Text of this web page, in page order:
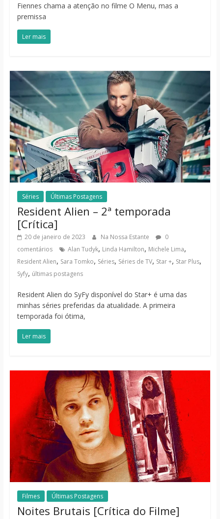
Fiennes chama a atenção no filme O Menu, mas a
premissa
Ler mais
Séries Últimas Postagens
Resident Alien – 2ª temporada
[Crítica]
20 de janeiro de 2023 Na Nossa Estante
0
comentários
Alan Tudyk, Linda Hamilton, Michele Lima,
Resident Alien, Sara Tomko, Séries, Séries de TV, Star +, Star Plus,
Syfy, últimas postagens
Resident Alien do SyFy disponível do Star+ é uma das
minhas séries preferidas da atualidade. A primeira
temporada foi ótima,
Ler mais
Filmes Últimas Postagens
Noites Brutais [Crítica do Filme]